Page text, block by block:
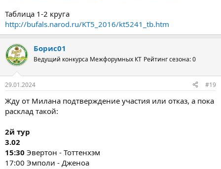
Таблица 1-2 круга
http://bufals.narod.ru/KT5_2016/kt5241_tb.htm
Борис01
Ведущий конкурса Межфорумных КТ Рейтинг сезона: 0
29.01.2024 #19
Жду от Милана подтверждение участия или отказ, а пока
расклад такой:
2й тур
3.02
15:30 Эвертон - Тоттенхэм
17:00 Эмполи - Дженоа